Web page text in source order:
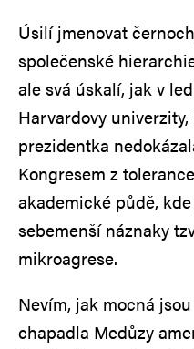
Úsilí jmenovat
společenské
ale svá úskalí, jak v
Harvardovy
prezidentka
Kongresem z
akademické půdě,
sebemenší náznaky
mikroagrese.
Nevím, jak mocná
chapadla Medůzy